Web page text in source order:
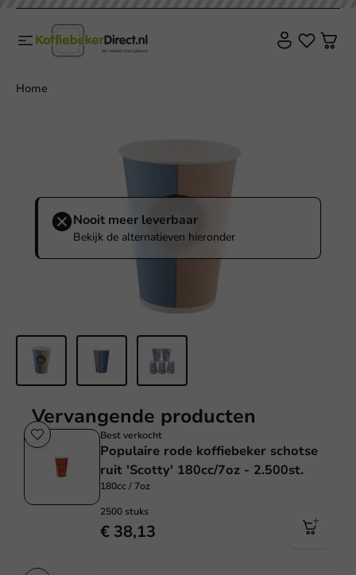
Home
Nooit meer leverbaar
Bekijk de alternatieven hieronder
Vervangende producten
Best verkocht
Populaire rode koffiebeker schotse
ruit 'Scotty' 180cc/7oz - 2.500st.
180cc / 7oz
2500 stuks
€ 38,13